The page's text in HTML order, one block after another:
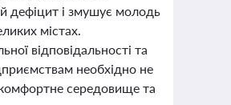
дефіцит і змушує молодь
містах.
відповідальності та
необхідно не
середовище та